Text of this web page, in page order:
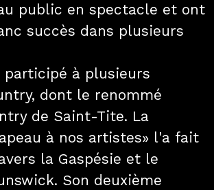
public en spectacle et ont
succès dans plusieurs
participé à plusieurs
dont le renommé
de Saint-Tite. La
à nos artistes» l'a fait
la Gaspésie et le
Son deuxième